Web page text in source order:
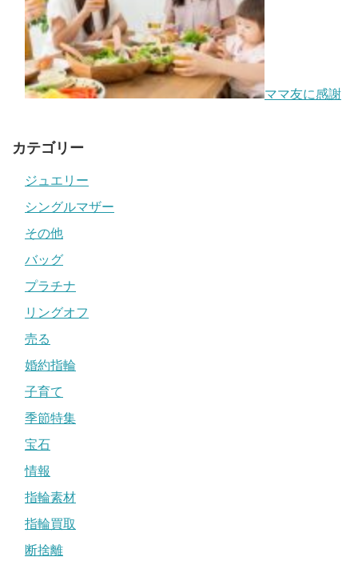
ママ友に感謝
カテゴリー
ジュエリー
シングルマザー
その他
バッグ
プラチナ
リングオフ
売る
婚約指輪
子育て
季節特集
宝石
情報
指輪素材
指輪買取
断捨離